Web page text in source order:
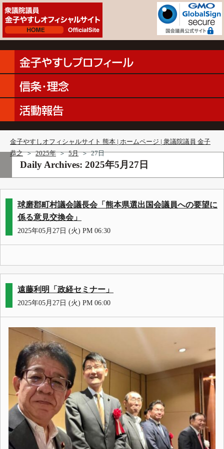
金子やすしオフィシャルサイト 熊本 | ホームページ | 衆議院議員 金子
恭之 ＞ 2025年 ＞ 5月 ＞ 27日
Daily Archives: 2025年5月27日
球磨郡町村議会議長会「熊本県選出国会議員への要望に
係る意見交換会」
2025年05月27日 (火) PM 06:30
遠藤利明「政経セミナー」
2025年05月27日 (火) PM 06:00